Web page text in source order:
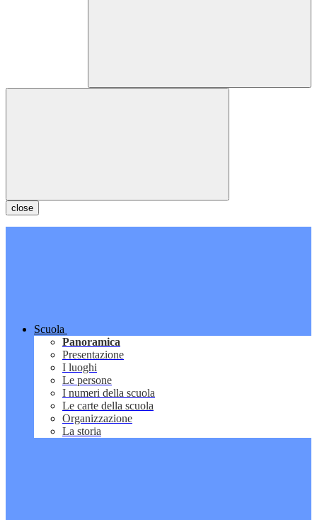
close
Scuola
Panoramica
Presentazione
I luoghi
Le persone
I numeri della scuola
Le carte della scuola
Organizzazione
La storia